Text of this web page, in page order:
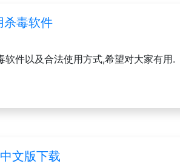
杀毒软件
件以及合法使用方式,希望对大家有用.
文版下载